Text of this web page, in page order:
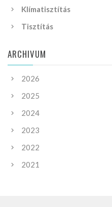
Klímatisztítás
Tisztítás
ARCHIVUM
2026
2025
2024
2023
2022
2021